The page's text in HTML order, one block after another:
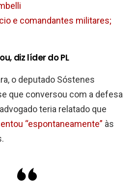
e comandantes militares;
diz líder do PL
o deputado Sóstenes
que conversou com a defesa
teria relatado que
“espontaneamente” às